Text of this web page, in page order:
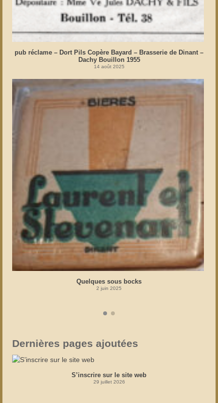
pub réclame – Dort Pils Copère Bayard – Brasserie de Dinant –
Dachy Bouillon 1955
14 août 2025
Quelques sous bocks
2 juin 2025
Dernières pages ajoutées
S’inscrire sur le site web
29 juillet 2026